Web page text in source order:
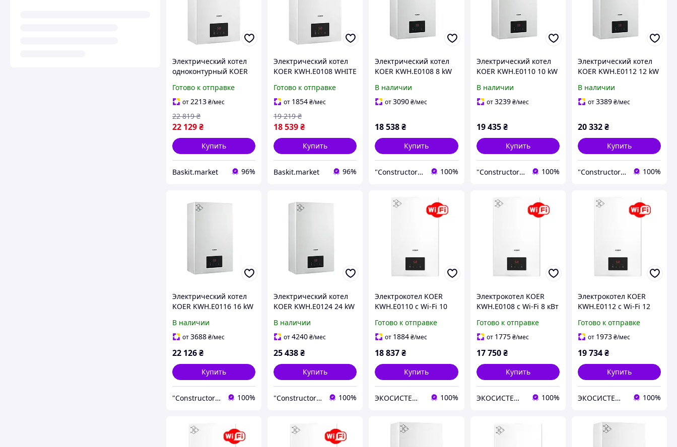
Электрический котел
одноконтурный KOER
кВт
Готово к отправке
от 2213₴/мес
22 129₴
22 819 ₴
Купить
Baskit.market 96%
Электрический котел
KOER KWH.E0108 WHITE
(White)
Готово к отправке
от 1854₴/мес
18 539₴
19 219 ₴
Купить
Baskit.market 96%
Электрический котел
KOER KWH.E0108 8 kW
электрический
одноконтурный 8 кВт
В наличии
от3090₴/мес
18 538₴
Купить
"Constructor Tepla" Конструктор Тепла 100%
Электрический котел
KOER KWH.E0110 10 kW
электрический
одноконтурный 10 кВт
В наличии
от3239 ₴/мес
19 435 ₴
Купить
"Constructor Tepla" Конструктор Тепла 100%
Электрический котел
KOER KWH.E0112 12 kW
электрический
одноконтурный 12 кВт
В наличии
от3389₴/мес
20 332₴
Купить
"Constructor Tepla" Конструктор Тепла 100%
Электрический котел
KOER KWH.E0116 16 kW
электрический
одноконтурный 16 кВт
В наличии
от3688₴/мес
22 126₴
Купить
"Constructor Tepla" Конструктор Тепла 100%
Электрический котел
KOER KWH.E0124 24 kW
электрический
одноконтурный 24 кВт
В наличии
от4240₴/мес
25 438₴
Купить
"Constructor Tepla" Конструктор Тепла 100%
Электрокотел KOER
KWH.E0110 с Wi-Fi 10
Готово к отправке
от 1884₴/мес
18 837₴
Купить
ЭКОСИСТЕМ ИНЖИНИРИНГ ООО 100%
Электрокотел KOER
KWH.E0108 с Wi-Fi 8 кВт
Готово к отправке
от 1775 ₴/мес
17 750 ₴
Купить
ЭКОСИСТЕМ ИНЖИНИРИНГ ООО 100%
Электрокотел KOER
KWH.E0112 с Wi-Fi 12
Готово к отправке
от 1973₴/мес
19 734₴
Купить
ЭКОСИСТЕМ ИНЖИНИРИНГ ООО 100%